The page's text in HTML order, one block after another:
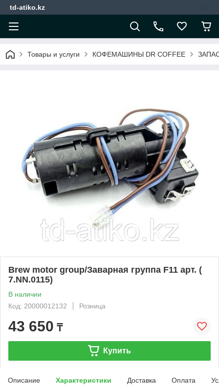
td-atiko.kz
Товары и услуги КОФЕМАШИНЫ DR COFFEE
Brew motor group/Заварная группа F11 арт. (
7.NN.0115)
В наличии
Код: 20000012132
Розница
43 650 ₸
Купить
Описание Характеристики Доставка Оплата